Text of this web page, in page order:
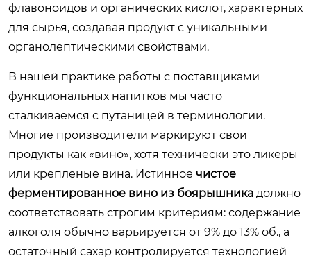
флавоноидов и органических кислот, характерных
для сырья, создавая продукт с уникальными
органолептическими свойствами.
В нашей практике работы с поставщиками
функциональных напитков мы часто
сталкиваемся с путаницей в терминологии.
Многие производители маркируют свои
продукты как «вино», хотя технически это ликеры
или крепленые вина. Истинное чистое
ферментированное вино из боярышника должно
соответствовать строгим критериям: содержание
алкоголя обычно варьируется от 9% до 13% об., а
остаточный сахар контролируется технологией